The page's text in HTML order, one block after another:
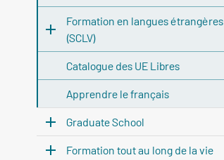
Formation en langues étrangères
(SCLV)
Catalogue des UE Libres
Apprendre le français
Graduate School
Formation tout au long de la vie